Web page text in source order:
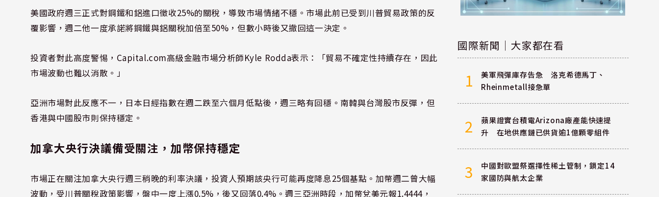
美國政府週三正式對鋼鐵和鋁進口徵收25%的關稅，導致市場情緒不穩。市場此前已受到川普貿易政策的反
覆影響，週二他一度承諾將鋼鐵與鋁關稅加倍至50%，但數小時後又撤回這一決定。
投資者對此高度警惕，Capital.com高級金融市場分析師Kyle Rodda表示：「貿易不確定性持續存在，因此
市場波動也難以消散。」
亞洲市場對此反應不一，日本日經指數在週二跌至六個月低點後，週三略有回穩。南韓與台灣股市反彈，但
香港與中國股市則保持穩定。
加拿大央行決議備受關注，加幣保持穩定
市場正在關注加拿大央行週三稍晚的利率決議，投資人預期該央行可能再度降息25個基點。加幣週二曾大幅
波動，受川普關稅政策影響，盤中一度上漲0.5%，後又回落0.4%。週三亞洲時段，加幣兌美元報1.4444，
國際新聞｜大家都在看
1
美軍飛彈庫存告急 洛克希德馬丁、
Rheinmetall接急單
2
蘋果證實台積電Arizona廠產能快速提
升 在地供應鏈已供貨逾1億顆零組件
3
中國對歐盟祭選擇性稀土管制，鎖定14
家國防與航太企業